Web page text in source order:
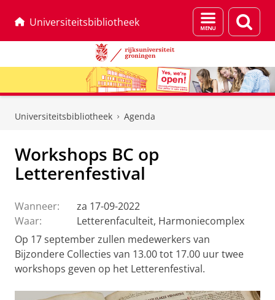
Universiteitsbibliotheek
Menu
en
Universiteitsbibliotheek Agenda
Workshops BC op
Letterenfestival
Wanneer:
za 17-09-2022
Waar:
Letterenfaculteit, Harmoniecomplex
Op 17 september zullen medewerkers van
Bijzondere Collecties van 13.00 tot 17.00 uur twee
workshops geven op het Letterenfestival.